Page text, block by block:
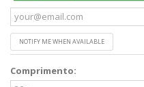
NOTIFY ME WHEN AVAILABLE
Comprimento: